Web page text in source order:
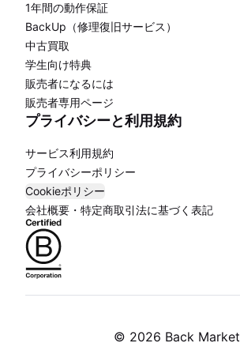
1年間の動作保証
BackUp（修理復旧サービス）
中古買取
学生向け特典
販売者になるには
販売者専用ページ
プライバシーと利用規約
サービス利用規約
プライバシーポリシー
Cookieポリシー
会社概要・特定商取引法に基づく表記
© 2026 Back Market